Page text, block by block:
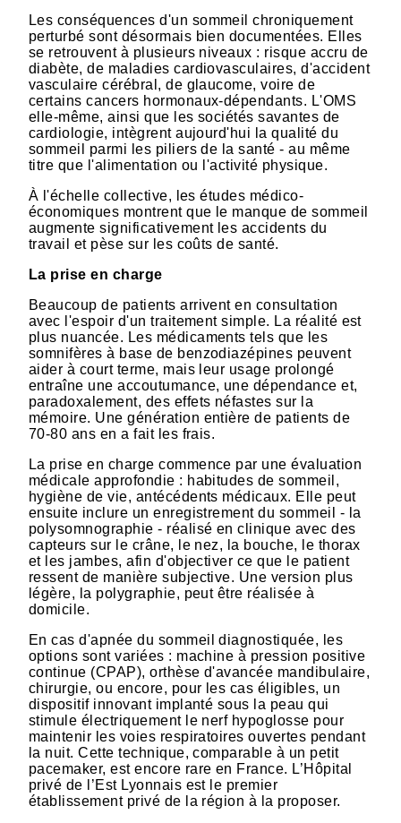
Les conséquences d'un sommeil chroniquement
perturbé sont désormais bien documentées. Elles
se retrouvent à plusieurs niveaux : risque accru de
diabète, de maladies cardiovasculaires, d'accident
vasculaire cérébral, de glaucome, voire de
certains cancers hormonaux-dépendants. L'OMS
elle-même, ainsi que les sociétés savantes de
cardiologie, intègrent aujourd'hui la qualité du
sommeil parmi les piliers de la santé - au même
titre que l'alimentation ou l'activité physique.
À l'échelle collective, les études médico-
économiques montrent que le manque de sommeil
augmente significativement les accidents du
travail et pèse sur les coûts de santé.
La prise en charge
Beaucoup de patients arrivent en consultation
avec l'espoir d'un traitement simple. La réalité est
plus nuancée. Les médicaments tels que les
somnifères à base de benzodiazépines peuvent
aider à court terme, mais leur usage prolongé
entraîne une accoutumance, une dépendance et,
paradoxalement, des effets néfastes sur la
mémoire. Une génération entière de patients de
70-80 ans en a fait les frais.
La prise en charge commence par une évaluation
médicale approfondie : habitudes de sommeil,
hygiène de vie, antécédents médicaux. Elle peut
ensuite inclure un enregistrement du sommeil - la
polysomnographie - réalisé en clinique avec des
capteurs sur le crâne, le nez, la bouche, le thorax
et les jambes, afin d'objectiver ce que le patient
ressent de manière subjective. Une version plus
légère, la polygraphie, peut être réalisée à
domicile.
En cas d'apnée du sommeil diagnostiquée, les
options sont variées : machine à pression positive
continue (CPAP), orthèse d'avancée mandibulaire,
chirurgie, ou encore, pour les cas éligibles, un
dispositif innovant implanté sous la peau qui
stimule électriquement le nerf hypoglosse pour
maintenir les voies respiratoires ouvertes pendant
la nuit. Cette technique, comparable à un petit
pacemaker, est encore rare en France. L’Hôpital
privé de l’Est Lyonnais est le premier
établissement privé de la région à la proposer.